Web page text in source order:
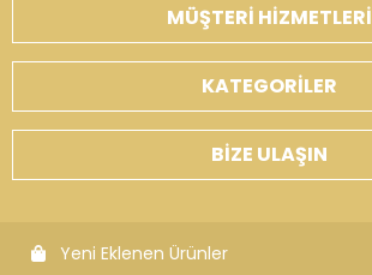
MÜŞTERİ HİZMETLERİ
KATEGORİLER
BİZE ULAŞIN
Yeni Eklenen Ürünler